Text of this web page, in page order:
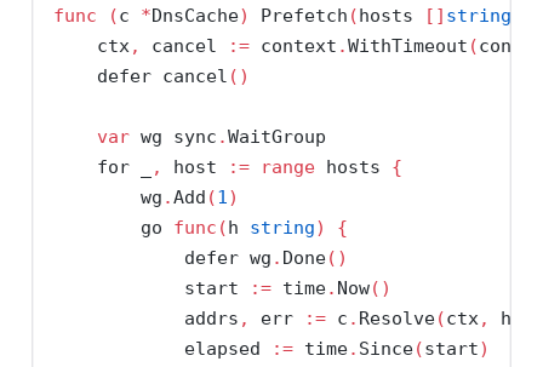
func
(c *DnsCache) Prefetch (hosts [] string
    ctx
, cancel := context .WithTimeout (
defer cancel ()
var wg sync .WaitGroup
for
, host := range hosts {
        wg
.Add (1)
go
func (h string)
{
defer wg . Done()
            start
:= time. Now()
            addrs
, err := c . Resolve(ctx, h
            elapsed
:= time. Since(start)